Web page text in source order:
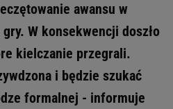
awansu w
W konsekwencji doszło
kielczanie przegrali.
i będzie szukać
formalnej - informuje